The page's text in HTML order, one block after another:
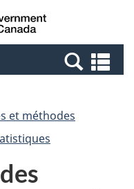
Canada
et
et méthodes